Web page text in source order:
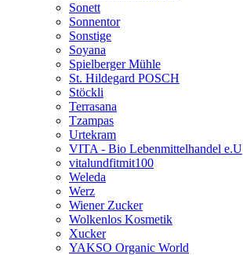
Sonett
Sonnentor
Sonstige
Soyana
Spielberger Mühle
St. Hildegard POSCH
Stöckli
Terrasana
Tzampas
Urtekram
VITA - Bio Lebenmittelhandel e.U
vitalundfitmit100
Weleda
Werz
Wiener Zucker
Wolkenlos Kosmetik
Xucker
YAKSO Organic World